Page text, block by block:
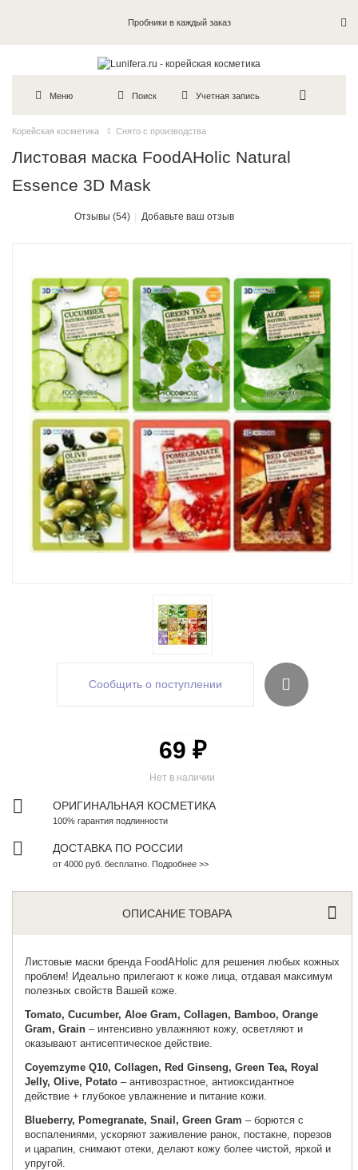
Пробники в каждый заказ
Меню Поиск Учетная запись
Корейская косметика Снято с производства
Листовая маска FoodAHolic Natural
Essence 3D Mask
Отзывы (54) Добавьте ваш отзыв
Сообщить о поступлении
Нет в наличии
69 ₽
ОРИГИНАЛЬНАЯ КОСМЕТИКА
100% гарантия подлинности
ДОСТАВКА ПО РОССИИ
от 4000 руб. бесплатно. Подробнее >>
ОПИСАНИЕ ТОВАРА
Листовые маски бренда FoodAHolic для решения любых кожных
проблем! Идеально прилегают к коже лица, отдавая максимум
полезных свойств Вашей коже.
Tomato, Cucumber, Aloe Gram, Collagen, Bamboo, Orange
Gram, Grain – интенсивно увлажняют кожу, осветляют и
оказывают антисептическое действие.
Coyemzyme Q10, Collagen, Red Ginseng, Green Tea, Royal
Jelly, Olive, Potato – антивозрастное, антиоксидантное
действие + глубокое увлажнение и питание кожи.
Blueberry, Pomegranate, Snail, Green Gram – борются с
воспалениями, ускоряют заживление ранок, постакне, порезов
и царапин, снимают отеки, делают кожу более чистой, яркой и
упругой.